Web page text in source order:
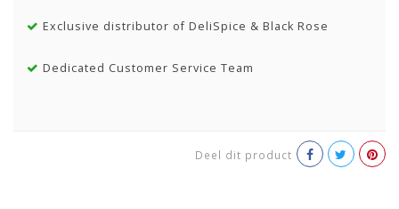
Exclusive distributor of DeliSpice & Black Rose
Dedicated Customer Service Team
Deel dit product